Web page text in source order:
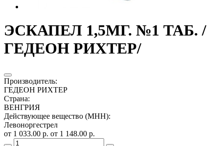
ЭСКАПЕЛ 1,5МГ. №1 ТАБ. /
ГЕДЕОН РИХТЕР/
Производитель:
ГЕДЕОН РИХТЕР
Страна:
ВЕНГРИЯ
Действующее вещество (МНН):
Левоноргестрел
от 1 033.00 р. от 1 148.00 р.